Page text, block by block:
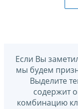
Если Вы
мы будем
Выделите
содержит
комбинацию